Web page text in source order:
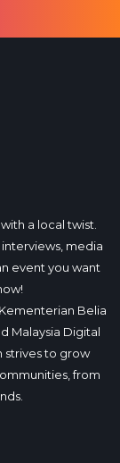
a local twist.
media
event you want
Belia
Malaysia Digital
strives to grow
from